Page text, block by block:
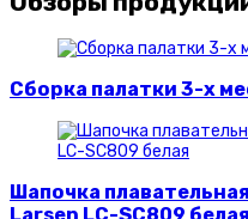
Сборка палатки 3-х
Шапочка